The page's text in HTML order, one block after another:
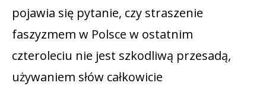
pojawia się pytanie, czy straszenie
faszyzmem w Polsce w ostatnim
czteroleciu nie jest szkodliwą przesadą,
używaniem słów całkowicie